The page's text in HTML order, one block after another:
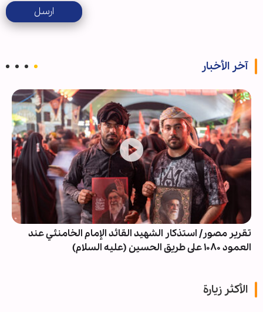
ارسل
آخر الأخبار
تقرير مصور/ استذكار الشهيد القائد الإمام الخامنئي عند
العمود ١٠٨٠ على طريق الحسين (عليه السلام)
الأكثر زيارة